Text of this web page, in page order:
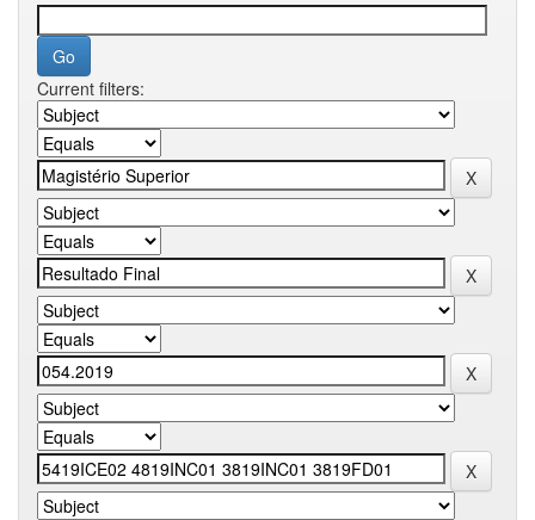
Current filters: